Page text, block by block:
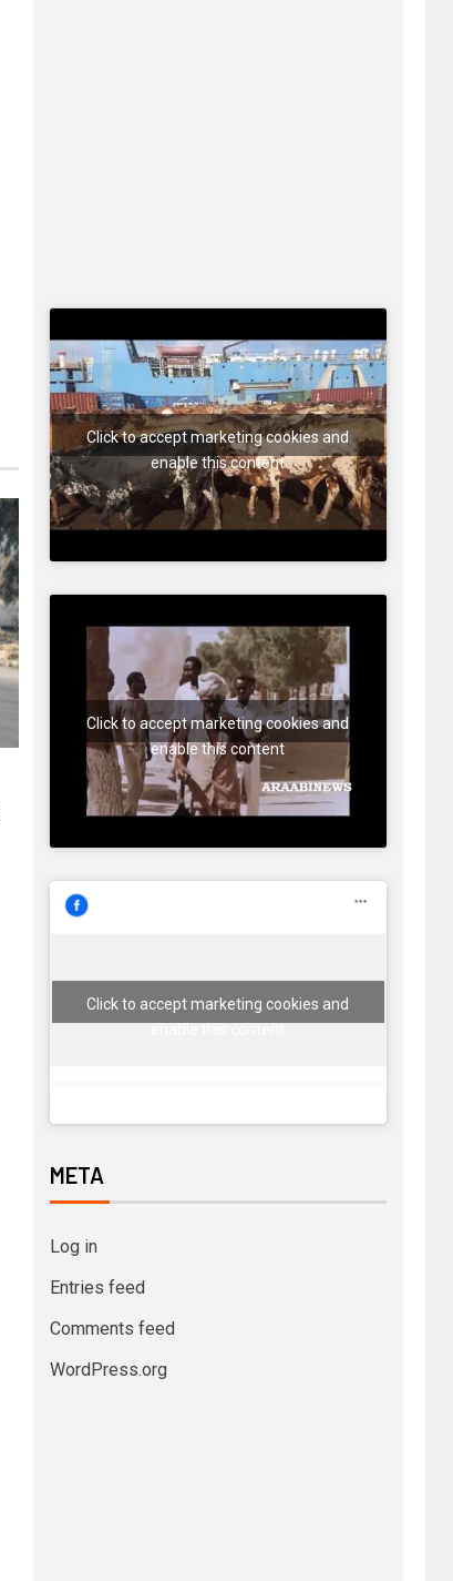
Click to accept marketing cookies and
enable this content
Click to accept marketing cookies and
enable this content
Click to accept marketing cookies and
META
Log in
Entries feed
Comments feed
WordPress.org